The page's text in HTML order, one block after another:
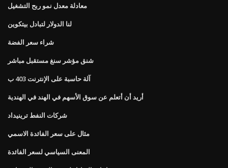
معادلة معدل نمو ربح التشغيل
لنا الدولار لتبادل بيتكوين
شراء سعر الفضة
شنق مؤشر سنغ مستقبل مباشر
آلة حاسبة على الإنترنت 403 ب
أريد أن أتعلم عن سوق الأسهم في الهند في الهندية
شركات النفط ترينيداد
مثال على سعر الفائدة الاسمي
المعنى السياسي لسعر الفائدة